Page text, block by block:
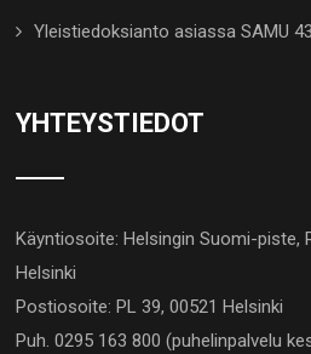
Yleistiedoksianto asiassa SAMU
YHTEYSTIEDOT
Käyntiosoite: Helsingin Suomi-piste,
Helsinki
Postiosoite: PL 39, 00521 Helsinki
Puh. 0295 163 800 (puhelinpalvelu